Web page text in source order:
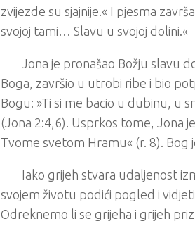
zvijezde su sjajnije.« I pjesma
svojoj tami… Slavu u svojoj dolini.«
Jona je pronašao Božju slavu
Boga, završio u utrobi ribe i bio
Bogu: »Ti si me bacio u dubinu, u
(Jona 2:4,6). Usprkos tome, Jona
Tvome svetom Hramu« (r. 8). Bog
Iako grijeh stvara udaljenost
svojem životu podići pogled i
Odreknemo li se grijeha i grijeh